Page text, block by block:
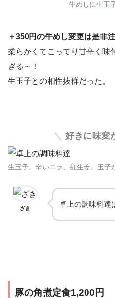
牛めしに生玉
＋350円の牛めし変更は是非
柔らかくてこってり甘辛く味
ぎる～！
生玉子との相性抜群だった。
好きに味変
生玉子、辛いニラ、紅生姜、玉子
ざき 卓上の調味料達
豚の角煮定食1,200円